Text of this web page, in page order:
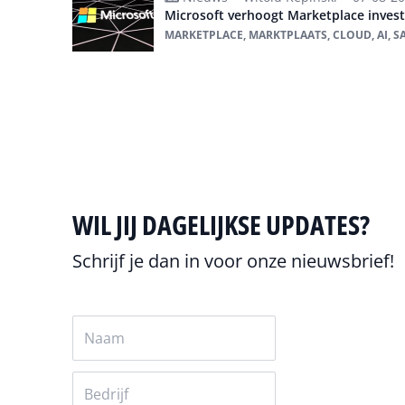
Microsoft verhoogt Marketplace
MARKETPLACE, MARKTPLAATS, CLOUD, AI,
WIL JIJ DAGELIJKSE UPDATES?
Schrijf je dan in voor onze nieuwsbrief!